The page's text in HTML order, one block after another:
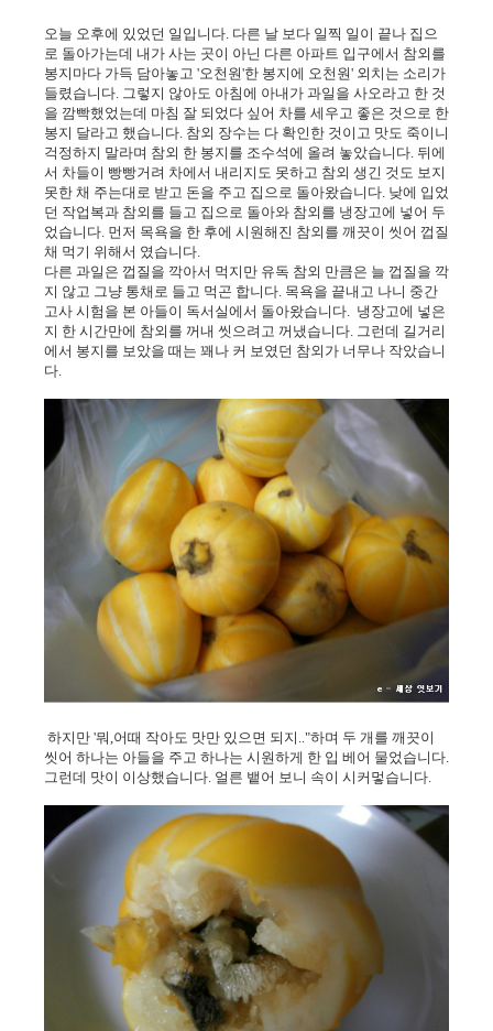
오늘 오후에 있었던 일입니다. 다른 날 보다 일찍 일이 끝나 집으
로 돌아가는데 내가 사는 곳이 아닌 다른 아파트 입구에서 참외를
봉지마다 가득 담아놓고 '오천원'한 봉지에 오천원' 외치는 소리가
들렸습니다. 그렇지 않아도 아침에 아내가 과일을 사오라고 한 것
을 깜빡했었는데 마침 잘 되었다 싶어 차를 세우고 좋은 것으로 한
봉지 달라고 했습니다. 참외 장수는 다 확인한 것이고 맛도 죽이니
걱정하지 말라며 참외 한 봉지를 조수석에 올려 놓았습니다. 뒤에
서 차들이 빵빵거려 차에서 내리지도 못하고 참외 생긴 것도 보지
못한 채 주는대로 받고 돈을 주고 집으로 돌아왔습니다. 낮에 입었
던 작업복과 참외를 들고 집으로 돌아와 참외를 냉장고에 넣어 두
었습니다. 먼저 목욕을 한 후에 시원해진 참외를 깨끗이 씻어 껍질
채 먹기 위해서 였습니다.
다른 과일은 껍질을 깍아서 먹지만 유독 참외 만큼은 늘 껍질을 깍
지 않고 그냥 통채로 들고 먹곤 합니다. 목욕을 끝내고 나니 중간
고사 시험을 본 아들이 독서실에서 돌아왔습니다. 냉장고에 넣은
지 한 시간만에 참외를 꺼내 씻으려고 꺼냈습니다. 그런데 길거리
에서 봉지를 보았을 때는 꽤나 커 보였던 참외가 너무나 작았습니
다.
하지만 '뭐,어때 작아도 맛만 있으면 되지.."하며 두 개를 깨끗이
씻어 하나는 아들을 주고 하나는 시원하게 한 입 베어 물었습니다.
그런데 맛이 이상했습니다. 얼른 뱉어 보니 속이 시커멓습니다.